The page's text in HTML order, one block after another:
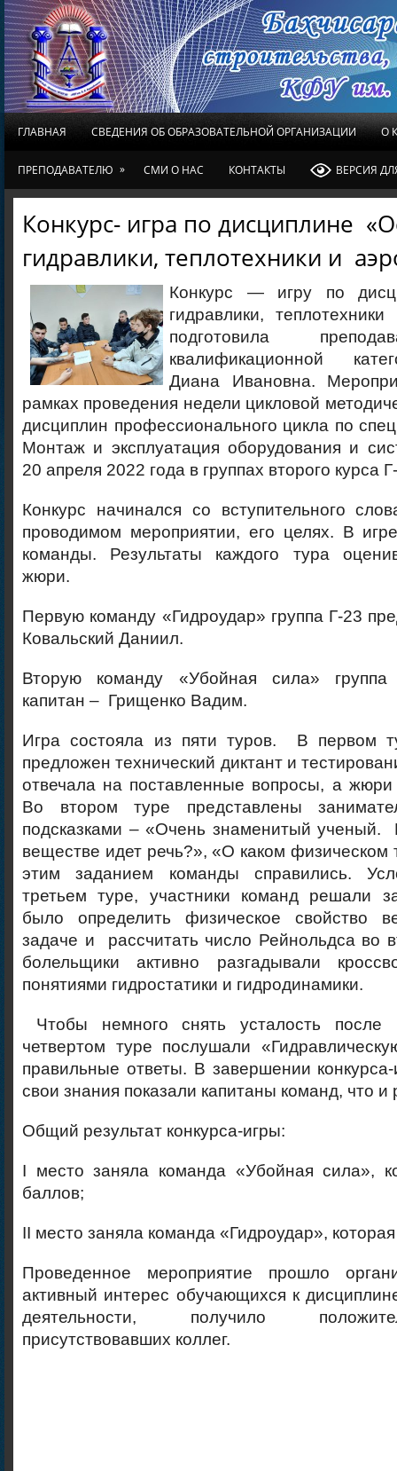
ГЛАВНАЯ СВЕДЕНИЯ ОБ ОБРАЗОВАТЕЛЬНОЙ ОРГАНИЗАЦИИ О
ПРЕПОДАВАТЕЛЮ » СМИ О НАС КОНТАКТЫ ВЕРСИЯ
Конкурс- игра по дисциплине
гидравлики, теплотехники и
Конкурс — игру по
гидравлики,
подготовила
квалификационной
Диана Ивановна.
рамках проведения недели цикловой
дисциплин профессионального цикла по
Монтаж и эксплуатация оборудования и
20 апреля 2022 года в группах второго курса
Конкурс начинался со вступительного
проводимом мероприятии, его целях. В
команды. Результаты каждого тура
жюри.
Первую команду «Гидроудар» группа Г-23
Ковальский Даниил.
Вторую команду «Убойная сила» группа
капитан – Грищенко Вадим.
Игра состояла из пяти туров. В первом
предложен технический диктант и
отвечала на поставленные вопросы, а жюри
Во втором туре представлены
подсказками – «Очень знаменитый ученый.
веществе идет речь?», «О каком физическом
этим заданием команды справились.
третьем туре, участники команд решали
было определить физическое свойство
задаче и рассчитать число Рейнольдса во
болельщики активно разгадывали
понятиями гидростатики и гидродинамики.
Чтобы немного снять усталость
четвертом туре послушали
правильные ответы. В завершении
свои знания показали капитаны команд, что
Общий результат конкурса-игры:
I место заняла команда «Убойная сила»,
баллов;
II место заняла команда «Гидроудар»,
Проведенное мероприятие прошло
активный интерес обучающихся к
деятельности, получило
присутствовавших коллег.